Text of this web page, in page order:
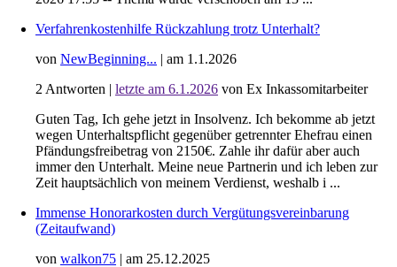
Verfahrenkostenhilfe Rückzahlung trotz Unterhalt?
von NewBeginning... | am 1.1.2026
2 Antworten | letzte am 6.1.2026 von Ex Inkassomitarbeiter
Guten Tag, Ich gehe jetzt in Insolvenz. Ich bekomme ab jetzt
wegen Unterhaltspflicht gegenüber getrennter Ehefrau einen
Pfändungsfreibetrag von 2150€. Zahle ihr dafür aber auch
immer den Unterhalt. Meine neue Partnerin und ich leben zur
Zeit hauptsächlich von meinem Verdienst, weshalb i ...
Immense Honorarkosten durch Vergütungsvereinbarung
(Zeitaufwand)
von walkon75 | am 25.12.2025